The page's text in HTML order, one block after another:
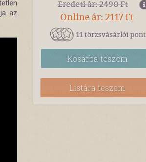
az
Eredeti ár: 2490 Ft
Online ár: 2117 Ft
11 törzsvásárlói pont
Kosárbateszem
Listára teszem